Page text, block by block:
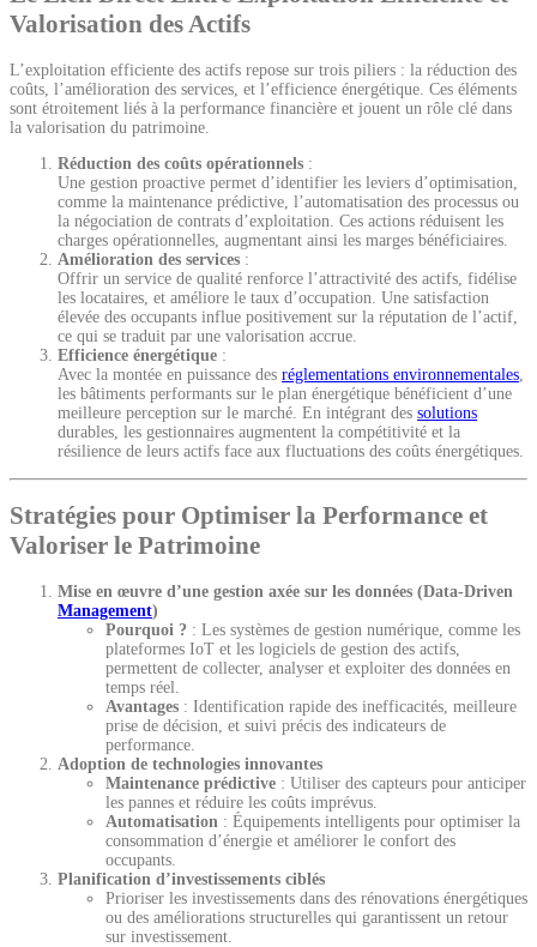
Valorisation des Actifs
L’exploitation efficiente des actifs repose sur trois piliers : la réduction des
coûts, l’amélioration des services, et l’efficience énergétique. Ces éléments
sont étroitement liés à la performance financière et jouent un rôle clé dans
la valorisation du patrimoine.
Réduction des coûts opérationnels :
Une gestion proactive permet d’identifier les leviers d’optimisation,
comme la maintenance prédictive, l’automatisation des processus ou
la négociation de contrats d’exploitation. Ces actions réduisent les
charges opérationnelles, augmentant ainsi les marges bénéficiaires.
Amélioration des services :
Offrir un service de qualité renforce l’attractivité des actifs, fidélise
les locataires, et améliore le taux d’occupation. Une satisfaction
élevée des occupants influe positivement sur la réputation de l’actif,
ce qui se traduit par une valorisation accrue.
Efficience énergétique :
Avec la montée en puissance des réglementations environnementales
les bâtiments performants sur le plan énergétique bénéficient d’une
meilleure perception sur le marché. En intégrant des solutions
durables, les gestionnaires augmentent la compétitivité et la
résilience de leurs actifs face aux fluctuations des coûts énergétiques.
Stratégies pour Optimiser la Performance et
Valoriser le Patrimoine
Mise en œuvre d’une gestion axée sur les données (Data-Driven
Management)
Pourquoi ? : Les systèmes de gestion numérique, comme les
plateformes IoT et les logiciels de gestion des actifs,
permettent de collecter, analyser et exploiter des données en
temps réel.
Avantages : Identification rapide des inefficacités, meilleure
prise de décision, et suivi précis des indicateurs de
performance.
Adoption de technologies innovantes
Maintenance prédictive : Utiliser des capteurs pour anticiper
les pannes et réduire les coûts imprévus.
Automatisation : Équipements intelligents pour optimiser la
consommation d’énergie et améliorer le confort des
occupants.
Planification d’investissements ciblés
Prioriser les investissements dans des rénovations énergétiques
ou des améliorations structurelles qui garantissent un retour
sur investissement.